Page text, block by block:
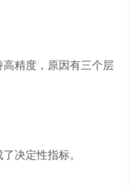
精度，原因有三个层
决定性指标。